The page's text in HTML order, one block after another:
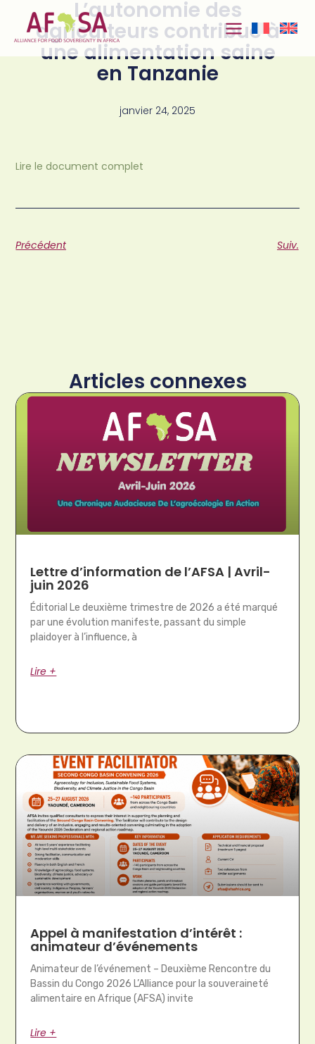
contenu
L’autonomie des
agriculteurs contribue à
une alimentation saine
en Tanzanie
janvier 24, 2025
Lire le document complet
Précédent Suiv.
Articles connexes
Lettre d’information de l’AFSA | Avril-
juin 2026
Éditorial Le deuxième trimestre de 2026 a été marqué
par une évolution manifeste, passant du simple
plaidoyer à l’influence, à
Lire +
Appel à manifestation d’intérêt :
animateur d’événements
Animateur de l’événement – Deuxième Rencontre du
Bassin du Congo 2026 L’Alliance pour la souveraineté
alimentaire en Afrique (AFSA) invite
Lire +